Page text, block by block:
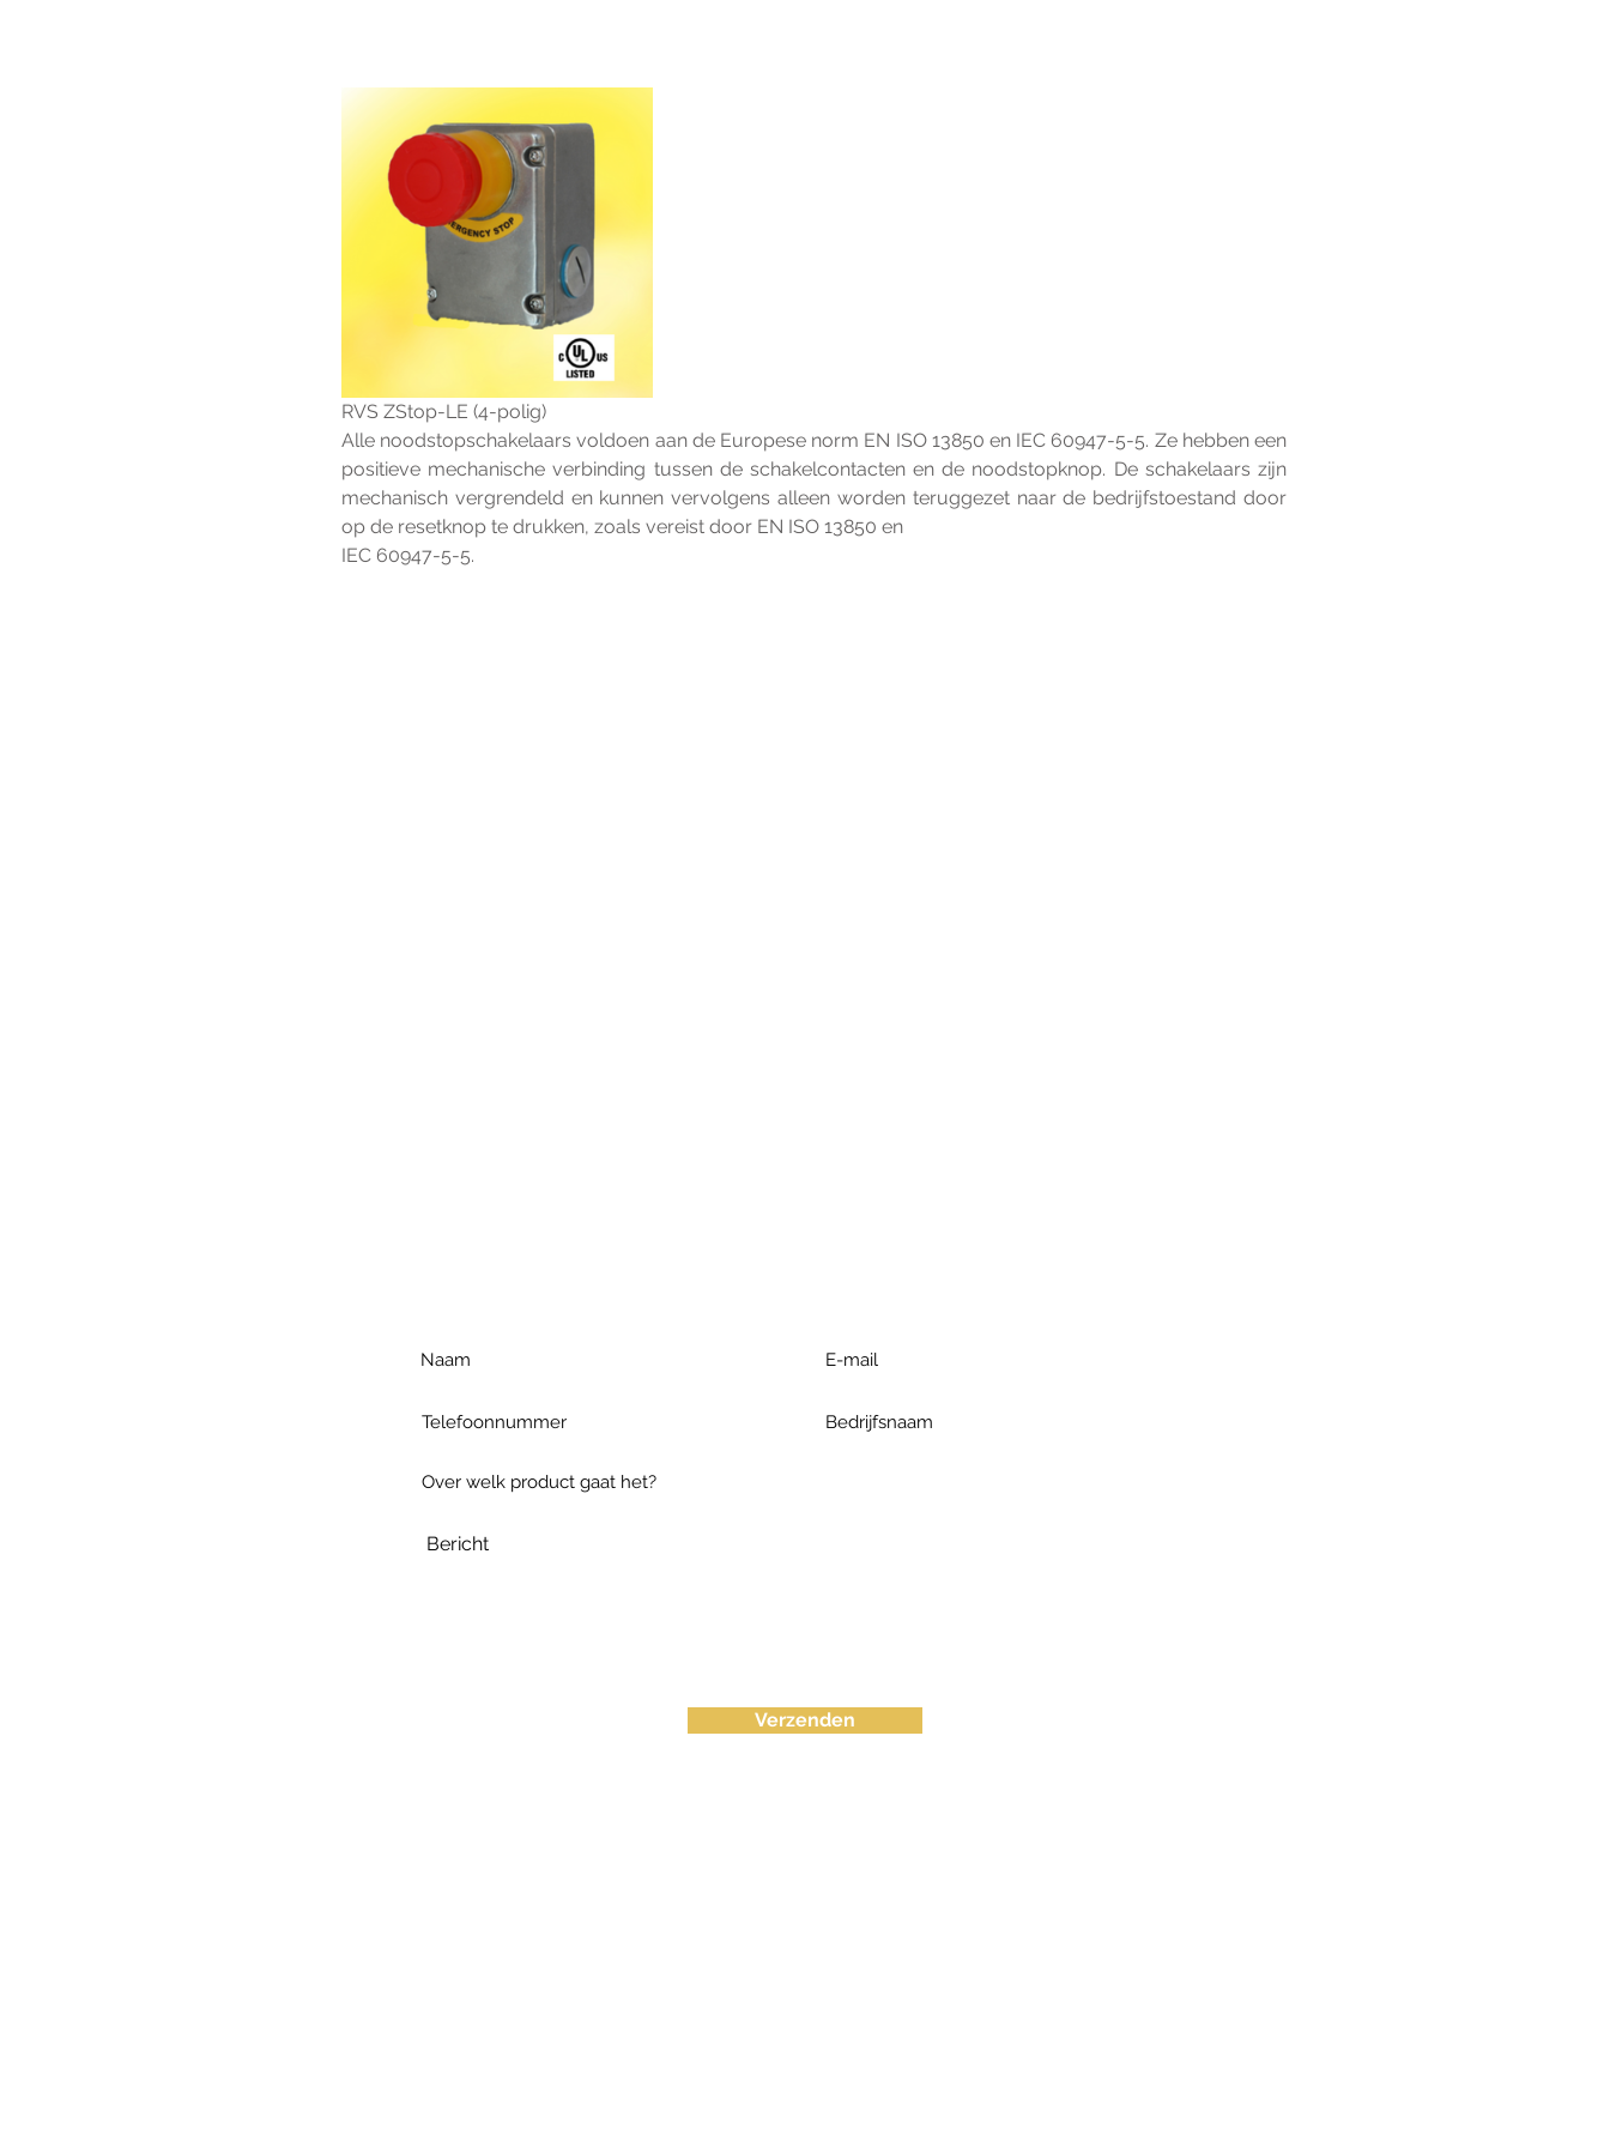
RVS ZStop-LE (4-polig)
Alle noodstopschakelaars voldoen aan de Europese norm EN ISO 13850 en IEC 60947-5-5. Ze hebben een
positieve mechanische verbinding tussen de schakelcontacten en de noodstopknop. De schakelaars zijn
mechanisch vergrendeld en kunnen vervolgens alleen worden teruggezet naar de bedrijfstoestand door
op de resetknop te drukken, zoals vereist door EN ISO 13850 en
IEC 60947-5-5.
Verzenden